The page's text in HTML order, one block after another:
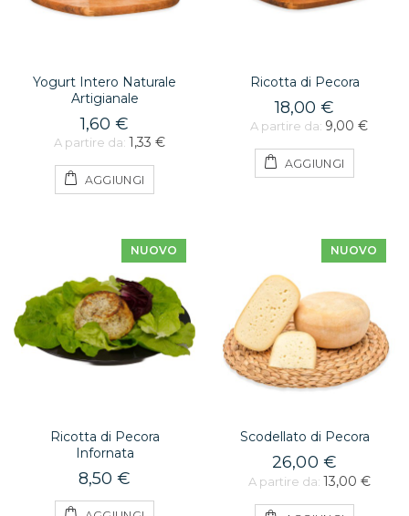
Yogurt Intero Naturale
Artigianale
1,60 €
A partire da: 1,33 €
AGGIUNGI
Ricotta di Pecora
18,00 €
A partire da: 9,00 €
AGGIUNGI
NUOVO
Ricotta di Pecora
Infornata
8,50 €
NUOVO
Scodellato di Pecora
26,00 €
A partire da: 13,00 €